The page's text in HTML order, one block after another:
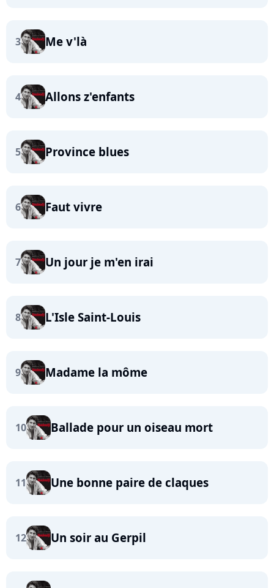
3 Me v'là
4 Allons z'enfants
5 Province blues
6 Faut vivre
7 Un jour je m'en irai
8 L'Isle Saint-Louis
9 Madame la môme
10 Ballade pour un oiseau mort
11 Une bonne paire de claques
12 Un soir au Gerpil